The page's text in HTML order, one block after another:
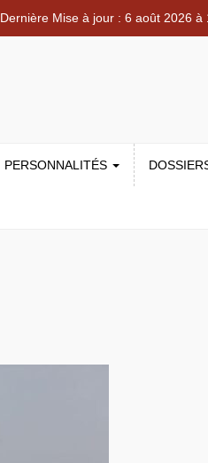
Dernière Mise à jour : 6 août 2026 à
PERSONNALITÉS